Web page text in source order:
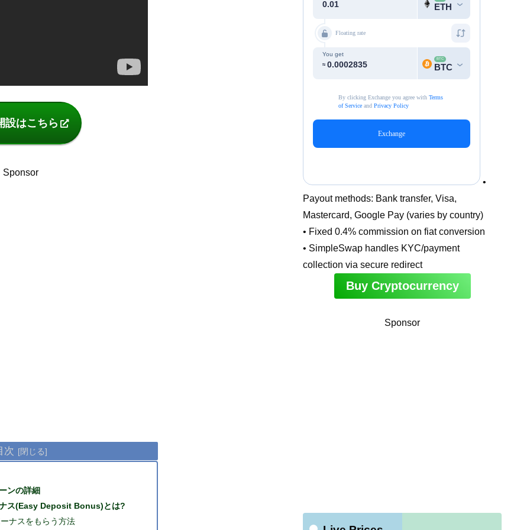
設はこちら
Sponsor
次
ンの詳細
ス(Easy Deposit Bonus)とは?
ナスをもらう方法
•
Payout methods: Bank transfer, Visa,
Mastercard, Google Pay (varies by country)
• Fixed 0.4% commission on fiat conversion
• SimpleSwap handles KYC/payment
collection via secure redirect
Buy Cryptocurrency
Sponsor